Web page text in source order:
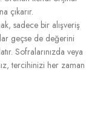
çıkarır.
sadece bir alışveriş
geçse de değerini
Sofralarınızda veya
tercihinizi her zaman